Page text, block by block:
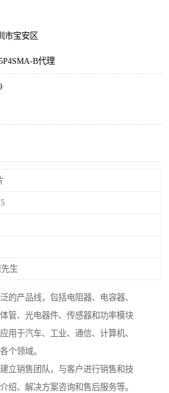
市宝安区
B代理
生
的产品线，包括电阻器、电容器、
管、光电器件、传感器和功率模块
用于汽车、工业、通信、计算机、
个领域。
立销售团队，与客户进行销售和技
绍、解决方案咨询和售后服务等。